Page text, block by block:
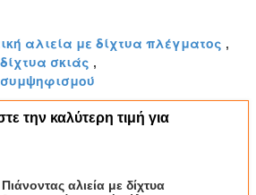
αλιεία με δίχτυα πλέγματος ,
σκιάς ,
την καλύτερη τιμή για
Πιάνοντας αλιεία με δίχτυα